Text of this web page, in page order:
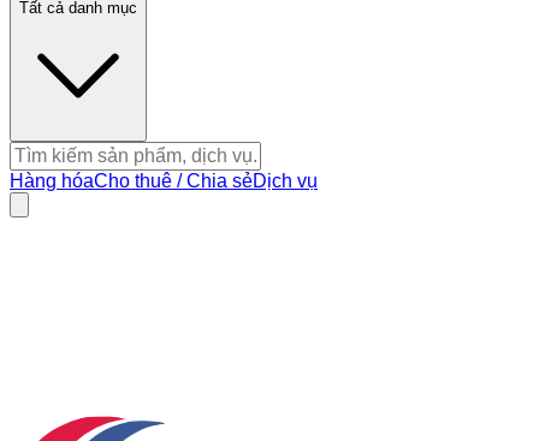
Tất cả danh mục
Hàng hóaCho thuê / Chia sẻDịch vụ